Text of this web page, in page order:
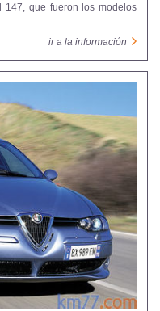
147, que fueron los modelos
ir a la información